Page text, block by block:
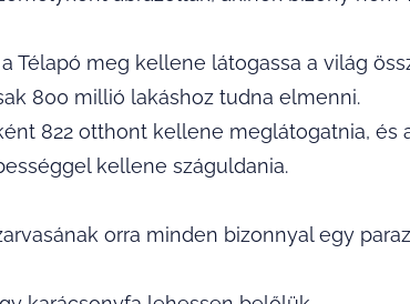
Télapó meg kellene látogassa a világ
800 millió lakáshoz tudna elmenni.
822 otthont kellene meglátogatnia, és
kellene száguldania.
orra minden bizonnyal egy